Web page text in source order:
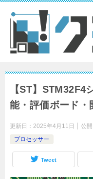
【ST】STM32F4
能・評価ボード・
更新日： 2025年4月11日 公開
プロセッサー
Tweet